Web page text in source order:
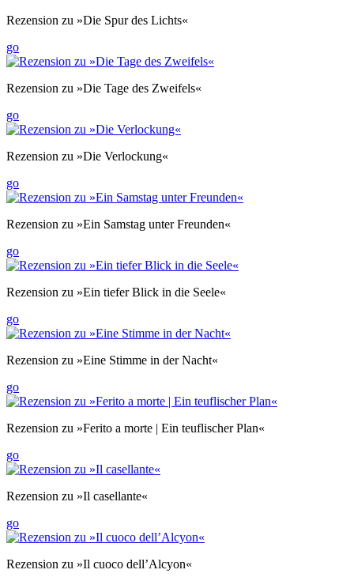
Rezension zu »Die Spur des Lichts«
go
Rezension zu »Die Tage des Zweifels«
go
Rezension zu »Die Verlockung«
go
Rezension zu »Ein Samstag unter Freunden«
go
Rezension zu »Ein tiefer Blick in die Seele«
go
Rezension zu »Eine Stimme in der Nacht«
go
Rezension zu »Ferito a morte | Ein teuflischer Plan«
go
Rezension zu »Il casellante«
go
Rezension zu »Il cuoco dell’Alcyon«